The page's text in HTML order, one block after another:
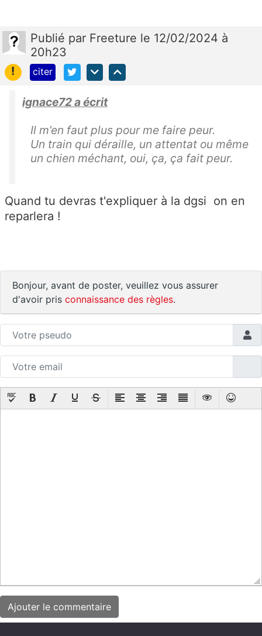
Publié par Freeture le 12/02/2024 à
20h23
!
citer
ignace72 a écrit
Il m’en faut plus pour me faire peur.
Un train qui déraille, un attentat ou même
un chien méchant, oui, ça, ça fait peur.
Quand tu devras t'expliquer à la dgsi on en
reparlera !
Bonjour, avant de poster, veuillez vous assurer
d'avoir pris connaissance des règles.